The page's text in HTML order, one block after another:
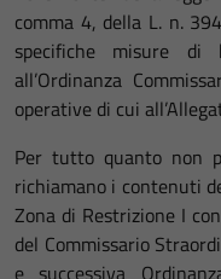
comma 4, della L. n.
specifiche misure di
all’Ordinanza
operative di cui
Per tutto quanto non
richiamano i contenuti
Zona di Restrizione I
del Commissario
e successiva